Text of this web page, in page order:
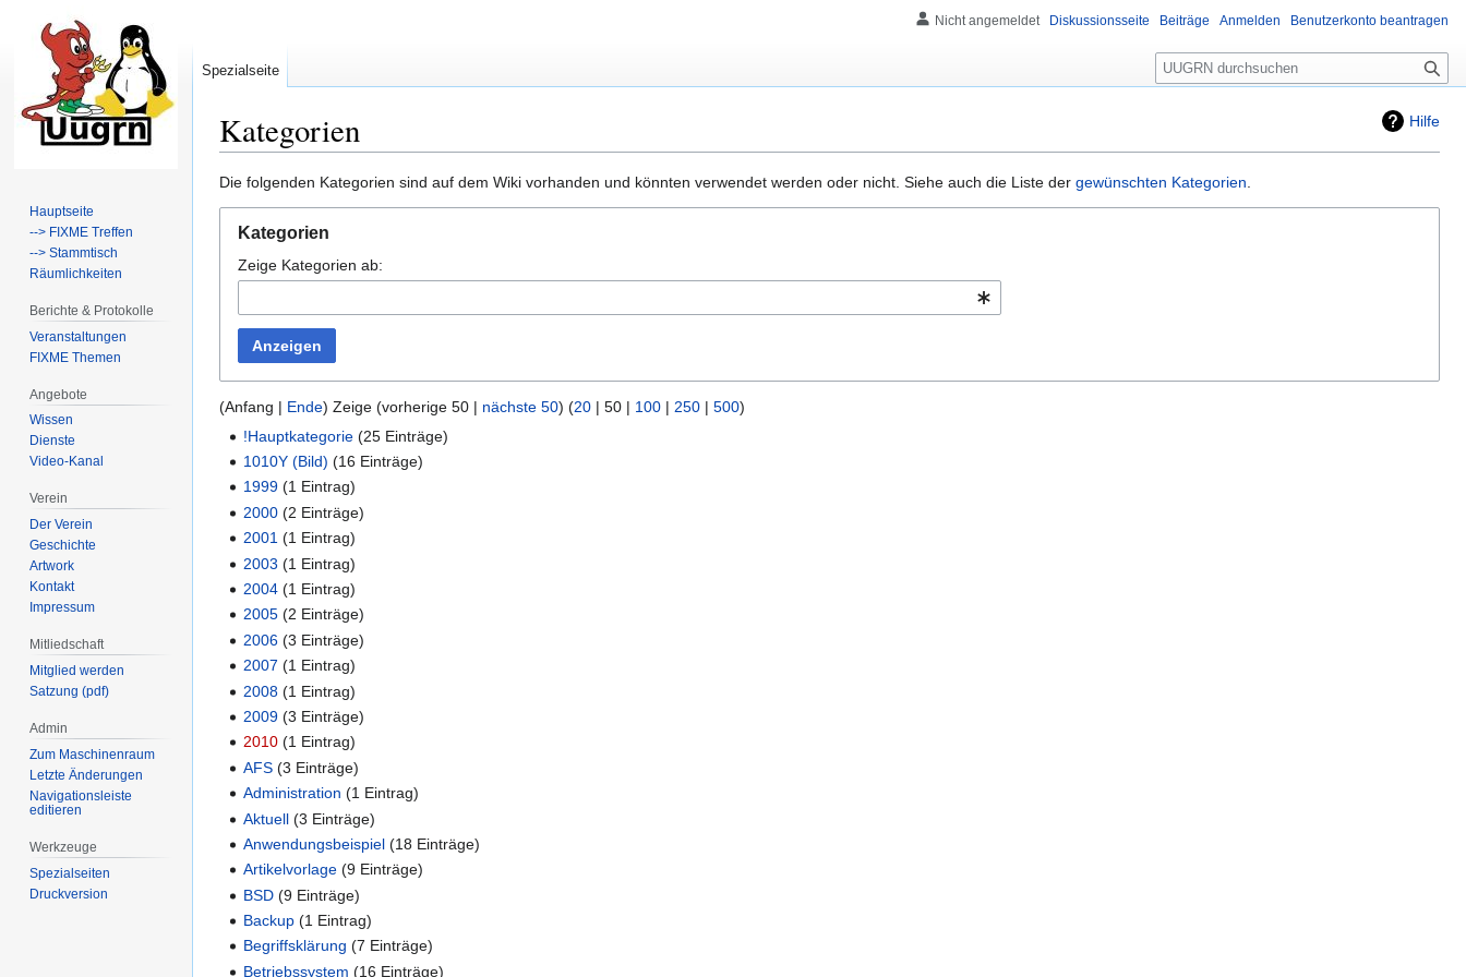
Hilfe
Kategorien
Zur
Navigation
springen
Zur
Suche
springen
Die folgenden Kategorien sind auf dem Wiki vorhanden und könnten verwendet werden oder nicht. Siehe auch die Liste der gewünschten Kategorien.
Kategorien
Zeige Kategorien ab:
Anzeigen
(Anfang | Ende) Zeige (vorherige 50 | nächste 50) (20 | 50 | 100 | 250 | 500)
!Hauptkategorie ‏‎ (25 Einträge)
1010Y (Bild) ‏‎ (16 Einträge)
1999 ‏‎ (1 Eintrag)
2000 ‏‎ (2 Einträge)
2001 ‏‎ (1 Eintrag)
2003 ‏‎ (1 Eintrag)
2004 ‏‎ (1 Eintrag)
2005 ‏‎ (2 Einträge)
2006 ‏‎ (3 Einträge)
2007 ‏‎ (1 Eintrag)
2008 ‏‎ (1 Eintrag)
2009 ‏‎ (3 Einträge)
2010 ‏‎ (1 Eintrag)
AFS ‏‎ (3 Einträge)
Administration ‏‎ (1 Eintrag)
Aktuell ‏‎ (3 Einträge)
Anwendungsbeispiel ‏‎ (18 Einträge)
Artikelvorlage ‏‎ (9 Einträge)
BSD ‏‎ (9 Einträge)
Backup ‏‎ (1 Eintrag)
Begriffsklärung ‏‎ (7 Einträge)
Betriebssystem ‏‎ (16 Einträge)
Nicht angemeldet Diskussionsseite Beiträge Anmelden Benutzerkonto beantragen
Spezialseite
Suche
Hauptseite
--> FIXME Treffen
--> Stammtisch
Räumlichkeiten
Berichte & Protokolle
Veranstaltungen
FIXME Themen
Angebote
Wissen
Dienste
Video-Kanal
Verein
Der Verein
Geschichte
Artwork
Kontakt
Impressum
Mitliedschaft
Mitglied werden
Satzung (pdf)
Admin
Zum Maschinenraum
Letzte Änderungen
Navigationsleiste
editieren
Werkzeuge
Spezialseiten
Druckversion